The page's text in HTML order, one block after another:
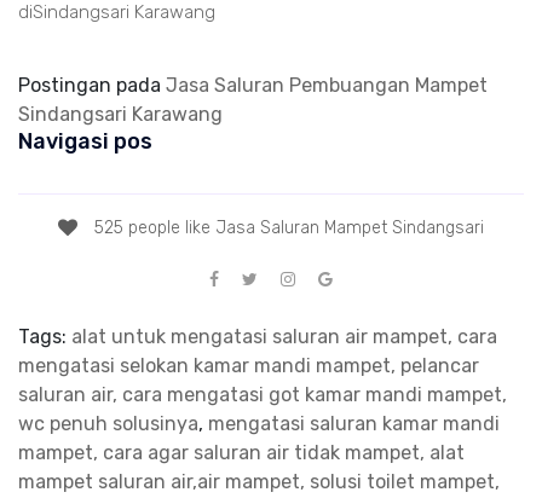
diSindangsari Karawang
Postingan pada Jasa Saluran Pembuangan Mampet
Sindangsari Karawang
Navigasi pos
525 people like Jasa Saluran Mampet Sindangsari
Tags: alat untuk mengatasi saluran air mampet, cara
mengatasi selokan kamar mandi mampet, pelancar
saluran air, cara mengatasi got kamar mandi mampet,
wc penuh solusinya, mengatasi saluran kamar mandi
mampet, cara agar saluran air tidak mampet, alat
mampet saluran air,air mampet, solusi toilet mampet,